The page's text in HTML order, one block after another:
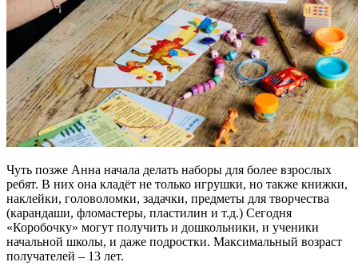
Чуть позже Анна начала делать наборы для более взрослых
ребят. В них она кладёт не только игрушки, но также книжки,
наклейки, головоломки, задачки, предметы для творчества
(карандаши, фломастеры, пластилин и т.д.) Сегодня
«Коробочку» могут получить и дошкольники, и ученики
начальной школы, и даже подростки. Максимальный возраст
получателей – 13 лет.